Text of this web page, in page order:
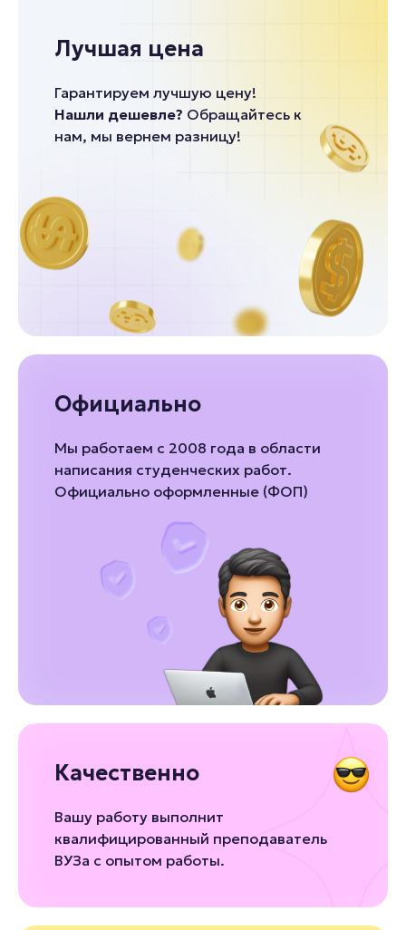
Лучшая цена
Гарантируем лучшую цену!
Нашли дешевле? Обращайтесь к
нам, мы вернем разницу!
Официально
Мы работаем с 2008 года в области
написания студенческих работ.
Официально оформленные (ФОП)
Качественно
Вашу работу выполнит
квалифицированный преподаватель
ВУЗа с опытом работы.